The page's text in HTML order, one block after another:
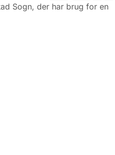
Sogn, der har brug for en